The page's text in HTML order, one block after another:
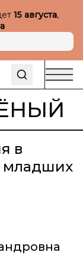
15 августа,
в
младших